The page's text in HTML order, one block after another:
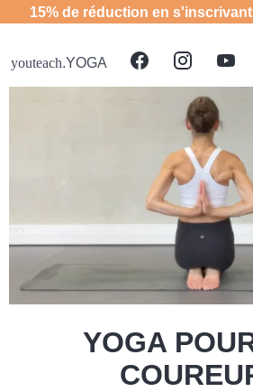
15% de réduction en
youteach.YOGA
YOGA